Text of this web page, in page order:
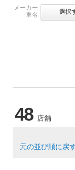
メーカー
車名
選択
48 店舗
元の並び順に戻